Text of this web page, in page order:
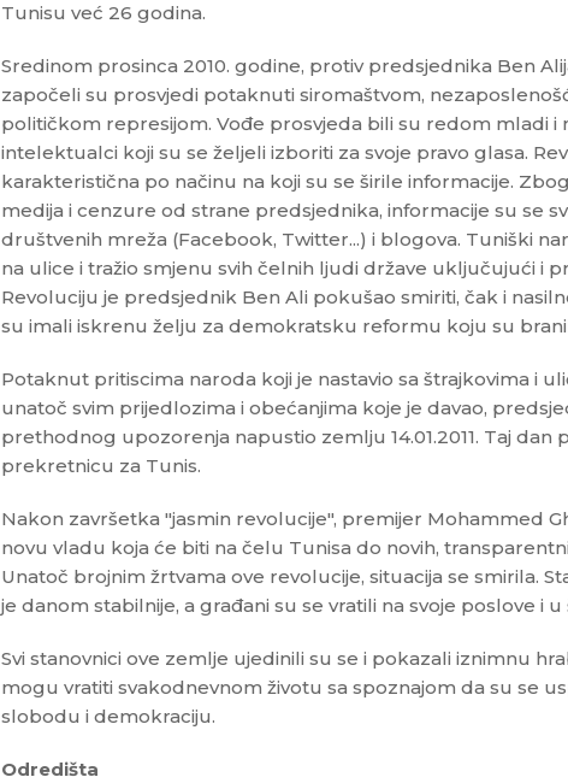
Tunisu već 26 godina.
Sredinom prosinca 2010. godine, protiv predsjednika Ben
započeli su prosvjedi potaknuti siromaštvom,
političkom represijom. Vođe prosvjeda bili su redom mladi i
intelektualci koji su se željeli izboriti za svoje pravo glasa.
karakteristična po načinu na koji su se širile informacije.
medija i cenzure od strane predsjednika, informacije su se
društvenih mreža (Facebook, Twitter...) i blogova. Tuniški
na ulice i tražio smjenu svih čelnih ljudi države uključujući i
Revoluciju je predsjednik Ben Ali pokušao smiriti, čak i
su imali iskrenu želju za demokratsku reformu koju su
Potaknut pritiscima naroda koji je nastavio sa štrajkovima i
unatoč svim prijedlozima i obećanjima koje je davao,
prethodnog upozorenja napustio zemlju 14.01.2011. Taj dan
prekretnicu za Tunis.
Nakon završetka "jasmin revolucije", premijer Mohammed
novu vladu koja će biti na čelu Tunisa do novih,
Unatoč brojnim žrtvama ove revolucije, situacija se smirila.
je danom stabilnije, a građani su se vratili na svoje poslove i u
Svi stanovnici ove zemlje ujedinili su se i pokazali iznimnu
mogu vratiti svakodnevnom životu sa spoznajom da su se
slobodu i demokraciju.
Odredišta